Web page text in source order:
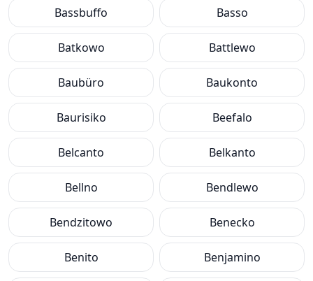
Bassbuffo Basso
Batkowo Battlewo
Baubüro Baukonto
Baurisiko Beefalo
Belcanto Belkanto
Bellno Bendlewo
Bendzitowo Benecko
Benito Benjamino